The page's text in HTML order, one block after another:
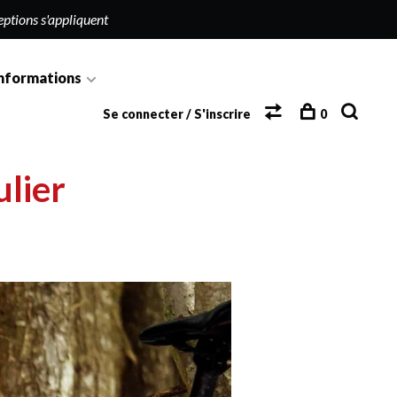
s'appliquent
Se connecter / S'inscrire 0